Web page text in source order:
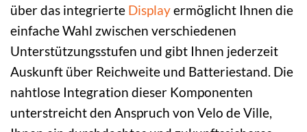
über das integrierte Displayermöglicht Ihnen die
einfache Wahl zwischen verschiedenen
Unterstützungsstufen und gibt Ihnen jederzeit
Auskunft über Reichweite und Batteriestand. Die
nahtlose Integration dieser Komponenten
unterstreicht den Anspruch von Velo de Ville,